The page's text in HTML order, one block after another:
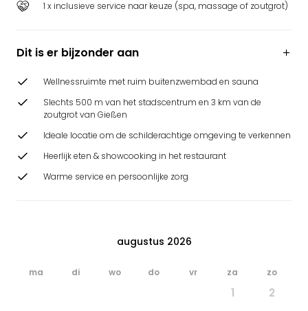
1 x inclusieve service naar keuze (spa, massage of zoutgrot)
Dit is er bijzonder aan
Wellnessruimte met ruim buitenzwembad en sauna
Slechts 500 m van het stadscentrum en 3 km van de
zoutgrot van Gießen
Ideale locatie om de schilderachtige omgeving te verkennen
Heerlijk eten & showcooking in het restaurant
Warme service en persoonlijke zorg
augustus 2026
ma di wo do vr za zo
1
2